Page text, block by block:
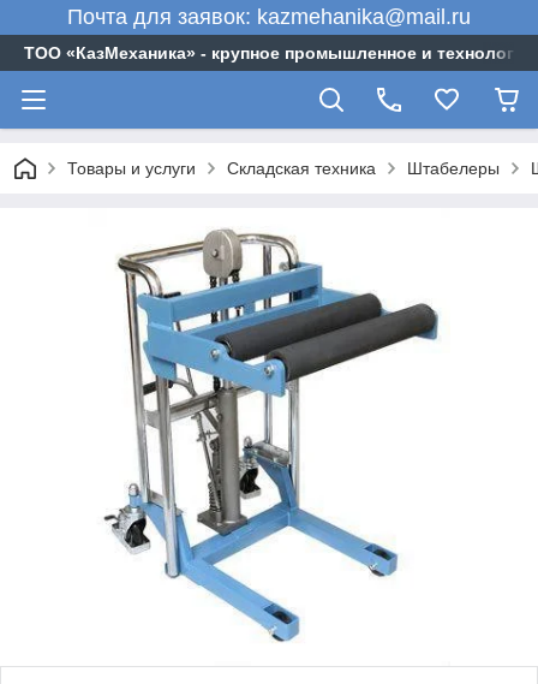
Почта для заявок: kazmehanika@mail.ru
ТОО «‎КазМеханика» - крупное промышленное и
Товары и услуги Складская техника Штабелеры